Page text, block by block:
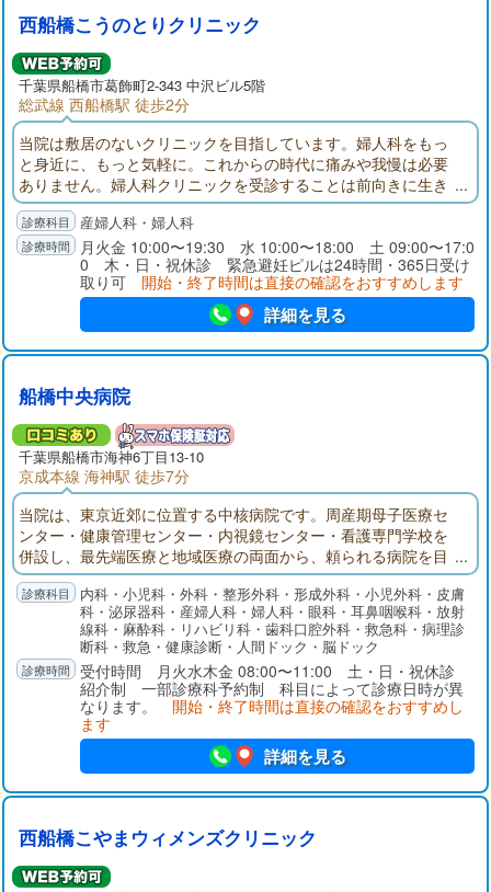
西船橋こうのとりクリニック
千葉県船橋市葛飾町2-343 中沢ビル5階
総武線 西船橋駅 徒歩2分
当院は敷居のないクリニックを目指しています。婦人科をもっ
と身近に、もっと気軽に。これからの時代に痛みや我慢は必要
ありません。婦人科クリニックを受診することは前向きに生き
るためのひとつの手段です。当院ではお子様やご主人様など、
ご家族を連れての診察も大丈夫ですのでお気になさらず受診し
てください。当院は予約制とさせていただいております。当日
のweb予約も受け付けております。
産婦人科・婦人科
月火金 10:00〜19:30 水 10:00〜18:00 土 09:00〜17:0
0 木・日・祝休診 緊急避妊ピルは24時間・365日受け
取り可 開始・終了時間は直接の確認をおすすめします
詳細を見る
船橋中央病院
千葉県船橋市海神6丁目13-10
京成本線 海神駅 徒歩7分
当院は、東京近郊に位置する中核病院です。周産期母子医療セ
ンター・健康管理センター・内視鏡センター・看護専門学校を
併設し、最先端医療と地域医療の両面から、頼られる病院を目
指しています。今後医療連携をさらに進めるために紹介患者さ
んを中心とした外来診療に転換して行く方針です。
内科・小児科・外科・整形外科・形成外科・小児外科・皮膚
科・泌尿器科・産婦人科・婦人科・眼科・耳鼻咽喉科・放射
線科・麻酔科・リハビリ科・歯科口腔外科・救急科・病理診
断科・救急・健康診断・人間ドック・脳ドック
受付時間 月火水木金 08:00〜11:00 土・日・祝休診
紹介制 一部診療科予約制 科目によって診療日時が異
なります。 開始・終了時間は直接の確認をおすすめし
ます
詳細を見る
西船橋こやまウィメンズクリニック